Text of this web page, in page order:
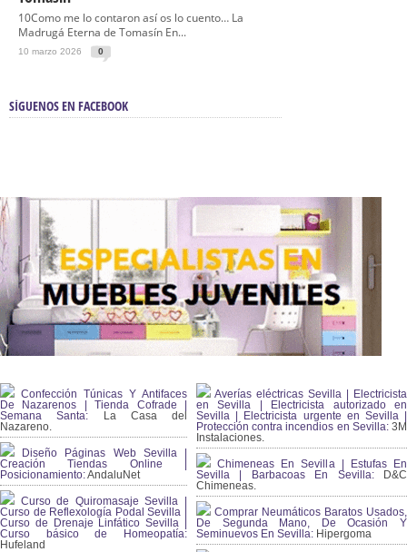
10Como me lo contaron así os lo cuento… La
Madrugá Eterna de Tomasín En...
10 marzo 2026 0
SÍGUENOS EN FACEBOOK
Confección Túnicas Y Antifaces
De Nazarenos | Tienda Cofrade |
Semana Santa: La Casa del
Nazareno.
Diseño Páginas Web Sevilla |
Creación Tiendas Online |
Posicionamiento:AndaluNet
Curso de Quiromasaje Sevilla |
Curso de Reflexología Podal Sevilla |
Curso de Drenaje Linfático Sevilla |
Curso básico de Homeopatía:
Hufeland
Averías eléctricas Sevilla | Electricista
en Sevilla | Electricista autorizado en
Sevilla | Electricista urgente en Sevilla |
Protección contra incendios en Sevilla:3M
Instalaciones.
Chimeneas En Sevilla | Estufas En
Sevilla | Barbacoas En Sevilla:D&C
Chimeneas.
Comprar Neumáticos Baratos Usados,
De Segunda Mano, De Ocasión Y
Seminuevos En Sevilla: Hipergoma